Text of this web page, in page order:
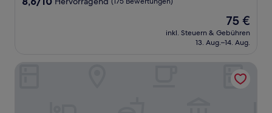
Der
Preis
beträgt
75 €
inkl. Steuern & Gebühren
13. Aug.–14. Aug.